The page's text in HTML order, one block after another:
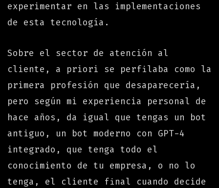
experimentar en las implementaciones
de esta tecnología.
Sobre el sector de atención al
cliente, a priori se perfilaba como la
primera profesión que desaparecería,
pero según mi experiencia personal de
hace años, da igual que tengas un bot
antiguo, un bot moderno con GPT-4
integrado, que tenga todo el
conocimiento de tu empresa, o no lo
tenga, el cliente final cuando decide